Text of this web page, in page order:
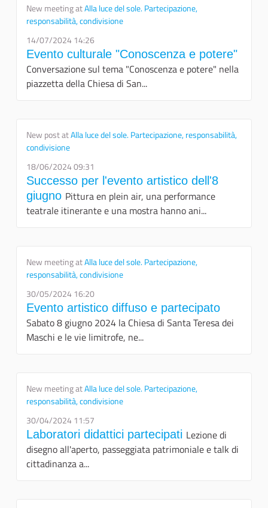
New meeting atAlla luce del sole. Partecipazione,
responsabilità, condivisione
14/07/2024 14:26
Evento culturale "Conoscenza e potere"
Conversazione sul tema "Conoscenza e potere" nella
piazzetta della Chiesa di San...
New post atAlla luce del sole. Partecipazione, responsabilità,
condivisione
18/06/2024 09:31
Successo per l'evento artistico dell'8
giugno Pittura en plein air, una performance
teatrale itinerante e una mostra hanno ani...
New meeting atAlla luce del sole. Partecipazione,
responsabilità, condivisione
30/05/2024 16:20
Evento artistico diffuso e partecipato
Sabato 8 giugno 2024 la Chiesa di Santa Teresa dei
Maschi e le vie limitrofe, ne...
New meeting atAlla luce del sole. Partecipazione,
responsabilità, condivisione
30/04/2024 11:57
Laboratori didattici partecipati Lezione di
disegno all'aperto, passeggiata patrimoniale e talk di
cittadinanza a...